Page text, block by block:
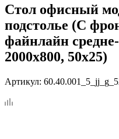
Стол офисный
подстолье (С
файнлайн
2000x800, 50x25)
Артикул: